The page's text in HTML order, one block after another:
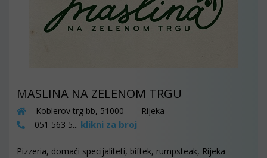
MASLINA NA ZELENOM TRGU
Koblerov trg bb, 51000 - Rijeka
051 563 5... klikni za broj
Pizzeria, domaći specijaliteti, biftek, rumpsteak, Rijeka